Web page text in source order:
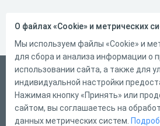
Русский
Справка
Форма обратной связи
О файлах «Cookie» и метрических
Мы используем файлы «Cookie» и
для сбора и анализа информации о
использовании сайта, а также для
индивидуальной настройки
Нажимая кнопку «Принять» или
сайтом, вы соглашаетесь на
данных метрических систем.